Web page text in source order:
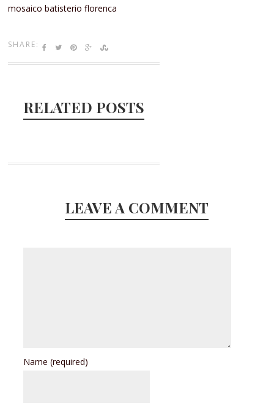
mosaico batisterio florenca
SHARE:
RELATED POSTS
LEAVE A COMMENT
Name(required)